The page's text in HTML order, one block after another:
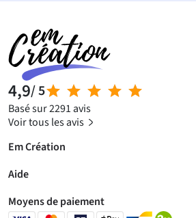
4,9/ 5
Basé sur 2291 avis
Voir tous les avis
Em Création
Aide
Moyens de paiement